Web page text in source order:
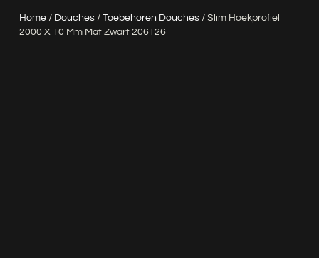
Home/ Douches/ Toebehoren Douches/ Slim Hoekprofiel
2000 X 10 Mm Mat Zwart 206126